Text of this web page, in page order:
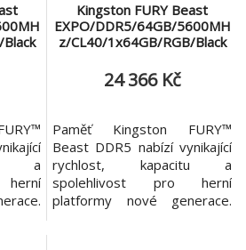
a
Kingston FURY Beast
EXPO/DDR5/64GB/5600MH
z/CL40/1x64GB/RGB/Black
24 366 Kč
Paměť Kingston FURY™
Beast DDR5 nabízí vynikající
rychlost, kapacitu a
spolehlivost pro herní
platformy nové generace.